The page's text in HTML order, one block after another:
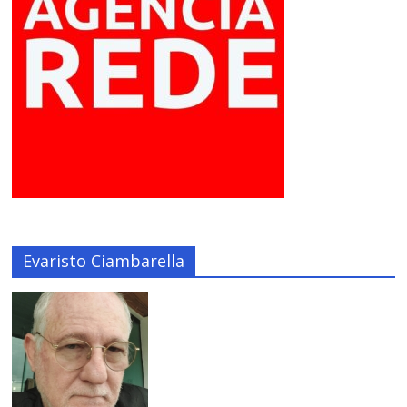
Evaristo Ciambarella